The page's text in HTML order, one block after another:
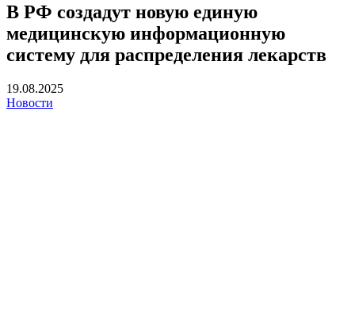
В РФ создадут новую единую
медицинскую информационную
систему для распределения лекарств
19.08.2025
Новости